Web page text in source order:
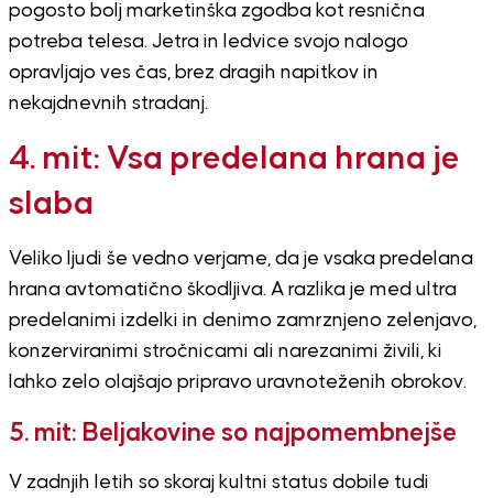
pogosto bolj marketinška zgodba kot resnična
potreba telesa. Jetra in ledvice svojo nalogo
opravljajo ves čas, brez dragih napitkov in
nekajdnevnih stradanj.
4. mit: Vsa predelana hrana je
slaba
Veliko ljudi še vedno verjame, da je vsaka predelana
hrana avtomatično škodljiva. A razlika je med ultra
predelanimi izdelki in denimo zamrznjeno zelenjavo,
konzerviranimi stročnicami ali narezanimi živili, ki
lahko zelo olajšajo pripravo uravnoteženih obrokov.
5. mit: Beljakovine so najpomembnejše
V zadnjih letih so skoraj kultni status dobile tudi